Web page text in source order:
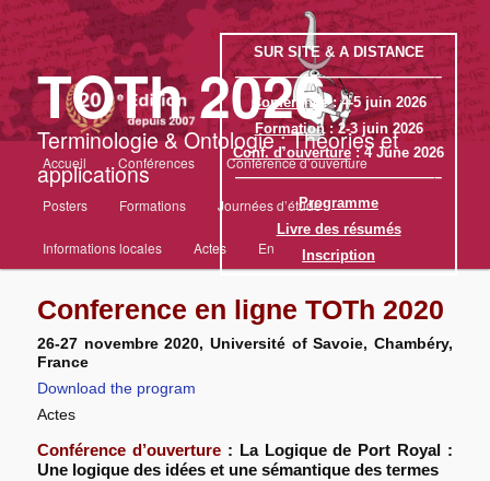
TOTh 2026
Terminologie & Ontologie : Théories et
applications
principal
Aller
au
contenu
principal
Accueil Conférences Conférence d’ouverture
Posters Formations Journées d’étude
Informations locales Actes En
Conference en ligne TOTh 2020
26-27 novembre 2020, Université of Savoie, Chambéry,
France
Download the program
Actes
Conférence d’ouverture : La Logique de Port Royal :
Une logique des idées et une sémantique des termes
SUR SITE & A DISTANCE
——————————————–
Conférence: 4-5 juin 2026
Formation: 2-3 juin 2026
Conf. d’ouverture : 4 June 2026
——————————————–
Programme
Livre des résumés
Inscription